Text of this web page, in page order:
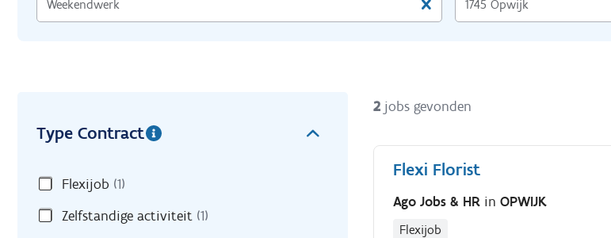
Type Contract
Flexijob (1)
Zelfstandige activiteit (1)
2 jobs gevonden
Flexi Florist
Ago Jobs & HR inOPWIJK
Flexijob